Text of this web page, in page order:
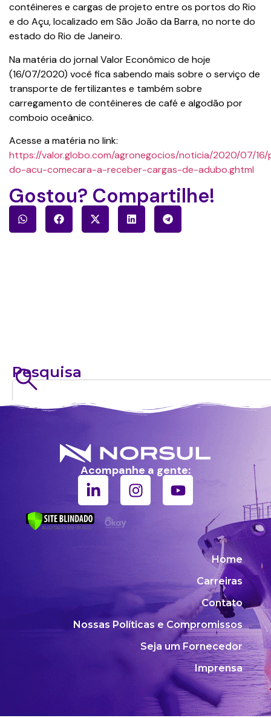
contêineres e cargas de projeto entre os portos do Rio
e do Açu, localizado em São João da Barra, no norte do
estado do Rio de Janeiro.
Na matéria do jornal Valor Econômico de hoje
(16/07/2020) você fica sabendo mais sobre o serviço de
transporte de fertilizantes e também sobre
carregamento de contêineres de café e algodão por
comboio oceânico.
Acesse a matéria no link:
https://valor.globo.com/agronegocios/noticia/2020/07/
do-acu-comecara-a-receber-cargas-de-adubo.ghtml
Gostou? Compartilhe!
Pesquisa
Acompanhe a gente:
Home
Carreiras
Contato
Nossas Políticas e Compromissos
Seja um Fornecedor
Imprensa